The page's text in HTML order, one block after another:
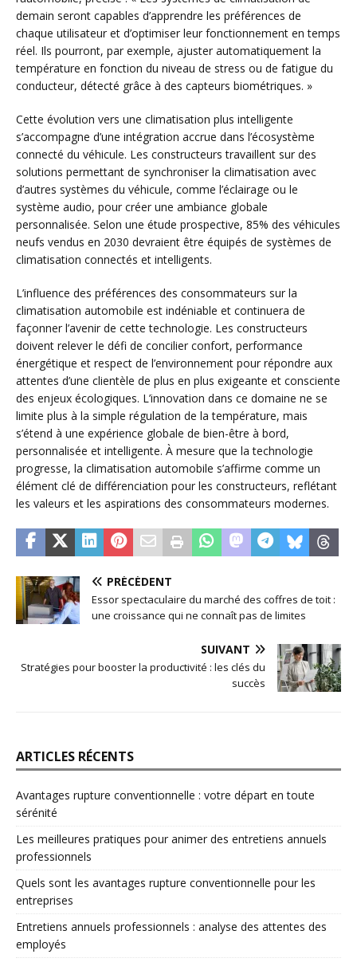
demain seront capables d’apprendre les préférences de
chaque utilisateur et d’optimiser leur fonctionnement en temps
réel. Ils pourront, par exemple, ajuster automatiquement la
température en fonction du niveau de stress ou de fatigue du
conducteur, détecté grâce à des capteurs biométriques. »
Cette évolution vers une climatisation plus intelligente
s’accompagne d’une intégration accrue dans l’écosystème
connecté du véhicule. Les constructeurs travaillent sur des
solutions permettant de synchroniser la climatisation avec
d’autres systèmes du véhicule, comme l’éclairage ou le
système audio, pour créer une ambiance globale
personnalisée. Selon une étude prospective, 85% des véhicules
neufs vendus en 2030 devraient être équipés de systèmes de
climatisation connectés et intelligents.
L’influence des préférences des consommateurs sur la
climatisation automobile est indéniable et continuera de
façonner l’avenir de cette technologie. Les constructeurs
doivent relever le défi de concilier confort, performance
énergétique et respect de l’environnement pour répondre aux
attentes d’une clientèle de plus en plus exigeante et consciente
des enjeux écologiques. L’innovation dans ce domaine ne se
limite plus à la simple régulation de la température, mais
s’étend à une expérience globale de bien-être à bord,
personnalisée et intelligente. À mesure que la technologie
progresse, la climatisation automobile s’affirme comme un
élément clé de différenciation pour les constructeurs, reflétant
les valeurs et les aspirations des consommateurs modernes.
PRÉCÉDENT
Essor spectaculaire du marché des coffres de toit :
une croissance qui ne connaît pas de limites
SUIVANT
Stratégies pour booster la productivité : les clés du
succès
ARTICLES RÉCENTS
Avantages rupture conventionnelle : votre départ en toute
sérénité
Les meilleures pratiques pour animer des entretiens annuels
professionnels
Quels sont les avantages rupture conventionnelle pour les
entreprises
Entretiens annuels professionnels : analyse des attentes des
employés